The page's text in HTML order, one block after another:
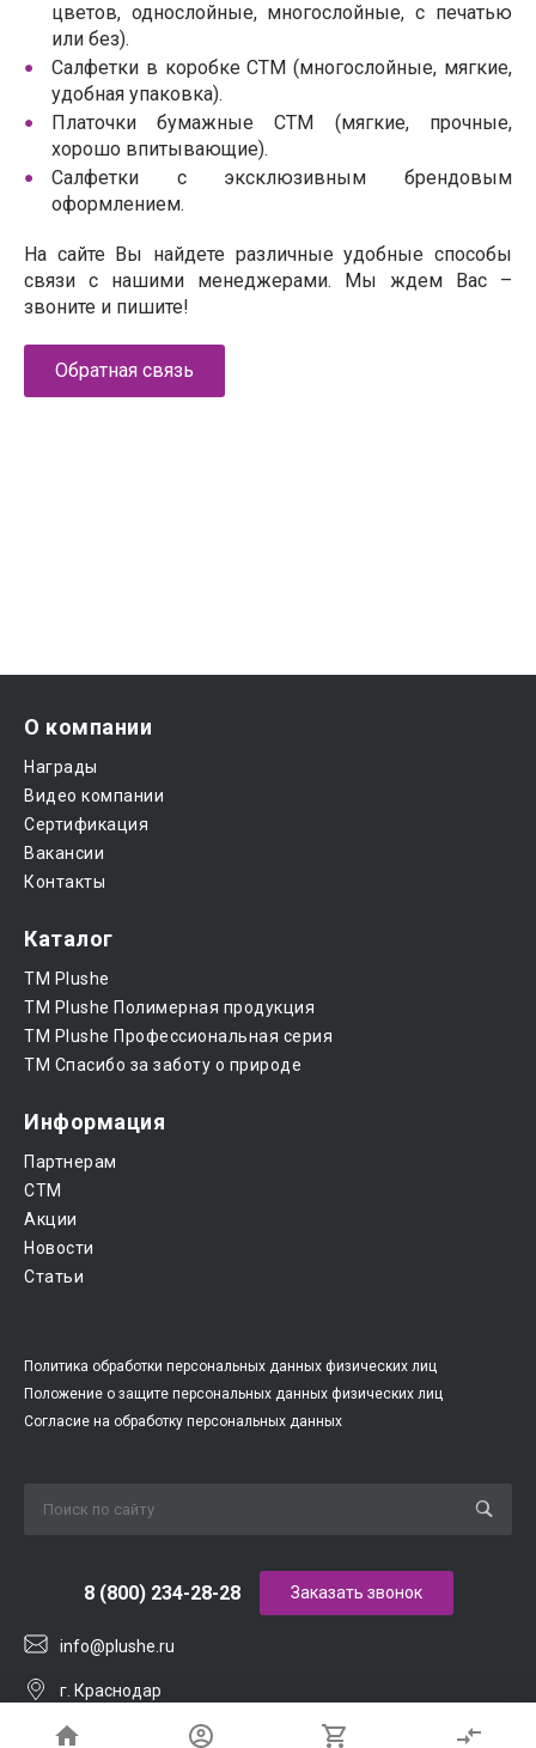
цветов, однослойные, многослойные, с печатью
или без).
Салфетки в коробке СТМ (многослойные, мягкие,
удобная упаковка).
Платочки бумажные СТМ (мягкие, прочные,
хорошо впитывающие).
Салфетки с эксклюзивным брендовым
оформлением.
На сайте Вы найдете различные удобные способы
связи с нашими менеджерами. Мы ждем Вас –
звоните и пишите!
Обратная связь
О компании
Награды
Видео компании
Сертификация
Вакансии
Контакты
Каталог
ТМ Plushe
ТМ Plushe Полимерная продукция
ТМ Plushe Профессиональная серия
ТМ Спасибо за заботу о природе
Информация
Партнерам
CTM
Акции
Новости
Статьи
Политика обработки персональных данных физических лиц
Положение о защите персональных данных физических лиц
Согласие на обработку персональных данных
info@plushe.ru
8 (800) 234-28-28
г. Краснодар
Заказать звонок